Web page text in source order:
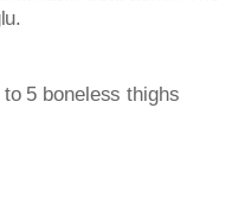
5 boneless thighs